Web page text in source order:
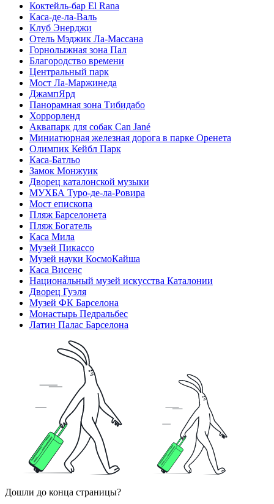
Коктейль-бар El Rana
Каса-де-ла-Валь
Клуб Энерджи
Отель Мэджик Ла-Массана
Горнолыжная зона Пал
Благородство времени
Центральный парк
Мост Ла-Маржинеда
ДжампЯрд
Панорамная зона Тибидабо
Хоррорленд
Аквапарк для собак Can Jané
Миниатюрная железная дорога в парке Оренета
Олимпик Кейбл Парк
Каса-Батльо
Замок Монжуик
Дворец каталонской музыки
МУХБА Туро-де-ла-Ровира
Мост епископа
Пляж Барселонета
Пляж Богатель
Каса Мила
Музей Пикассо
Музей науки КосмоКайша
Каса Висенс
Национальный музей искусства Каталонии
Дворец Гуэля
Музей ФК Барселона
Монастырь Педральбес
Латин Палас Барселона
Дошли до конца страницы?